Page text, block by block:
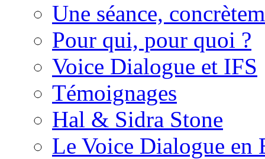
Une séance,
Pour qui, pour quoi ?
Voice Dialogue et IFS
Témoignages
Hal & Sidra Stone
Le Voice Dialogue en